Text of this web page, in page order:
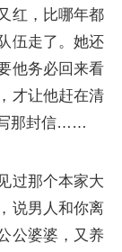
红，比哪年都
伍走了。她还
他务必回来看
才让他赶在清
写那封信……
过那个本家大
说男人和你离
公婆婆，又养